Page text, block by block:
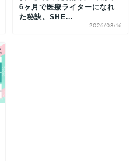
6ヶ月で医療ライターになれ
た秘訣。SHE...
2026/03/16